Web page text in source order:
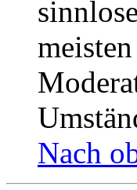
Nach